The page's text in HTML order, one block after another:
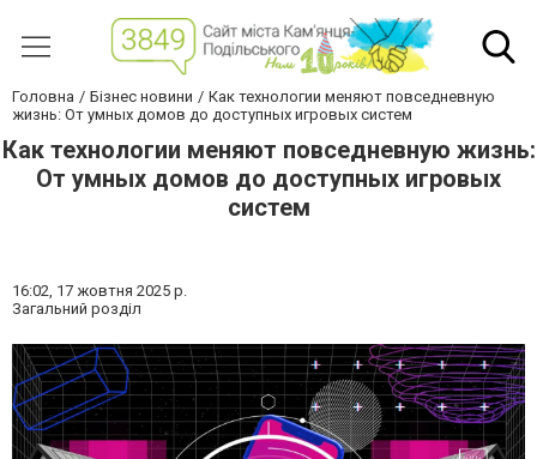
Головна Бізнес новини
Как технологии меняют повседневную
жизнь: От умных домов до доступных игровых систем
Как технологии меняют повседневную жизнь:
От умных домов до доступных игровых
систем
16:02, 17 жовтня 2025 р.
Загальний розділ